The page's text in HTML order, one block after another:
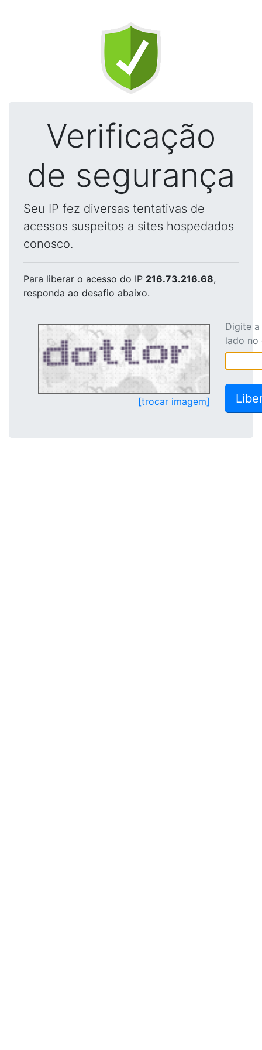
Verificação
de segurança
Seu IP fez diversas tentativas de
acessos suspeitos a sites hospedados
conosco.
Para liberar o acesso do IP 216.73.216.68,
responda ao desafio abaixo.
[trocar imagem]
Digite
lado no